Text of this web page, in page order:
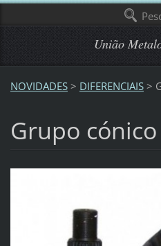
União
NOVIDADES > DIFERENCIAIS >
Grupo cónico